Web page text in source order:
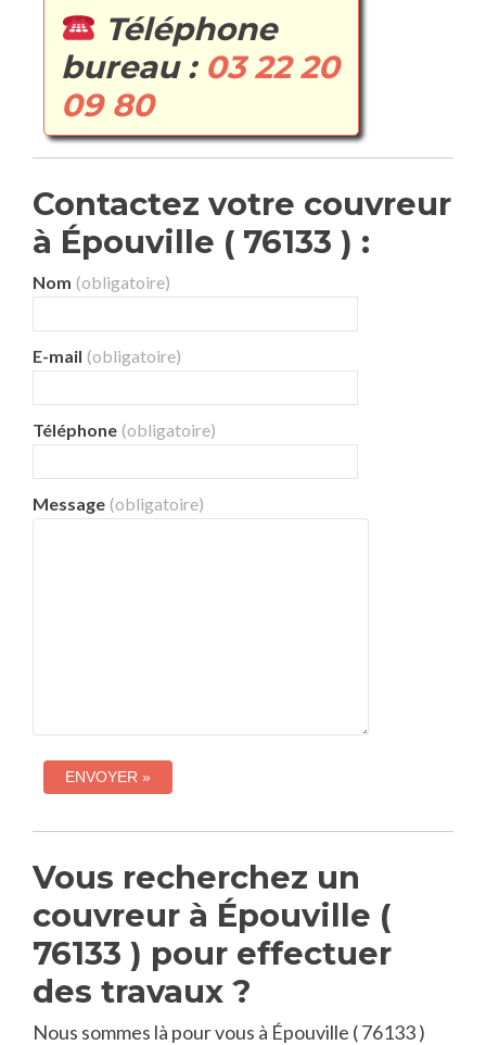
Téléphone
bureau : 03 22 20
09 80
Contactez votre couvreur
à Épouville ( 76133 ) :
Nom (obligatoire)
E-mail (obligatoire)
Téléphone (obligatoire)
Message (obligatoire)
Vous recherchez un
couvreur à Épouville (
76133 ) pour effectuer
des travaux ?
Nous sommes là pour vous à Épouville ( 76133 )